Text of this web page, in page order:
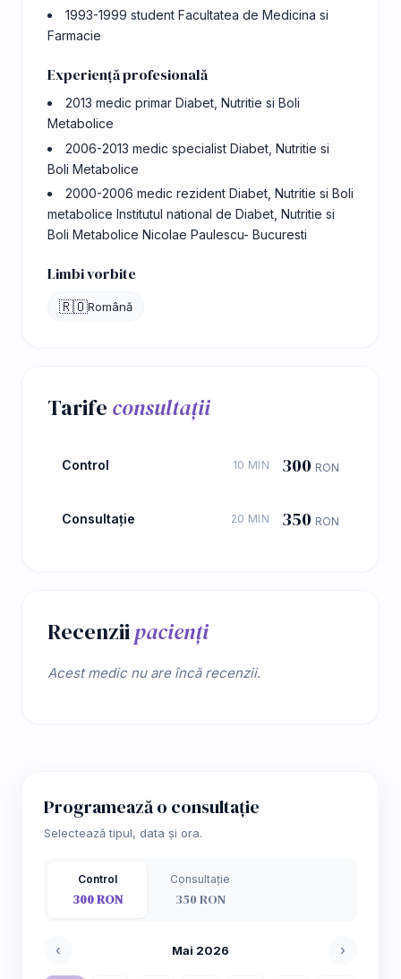
1993-1999 student Facultatea de Medicina si
Farmacie
Experiență profesională
2013 medic primar Diabet, Nutritie si Boli
Metabolice
2006-2013 medic specialist Diabet, Nutritie si
Boli Metabolice
2000-2006 medic rezident Diabet, Nutritie si Boli
metabolice Institutul national de Diabet, Nutritie si
Boli Metabolice Nicolae Paulescu- Bucuresti
Limbi vorbite
🇷🇴Română
Tarife consultații
Control 10 MIN 300 RON
Consultație 20 MIN 350 RON
Recenziipacienți
Acest medic nu are încă recenzii.
Programează o consultație
Selectează tipul, data și ora.
Control
300 RON
Consultație
350 RON
‹ Mai 2026 ›